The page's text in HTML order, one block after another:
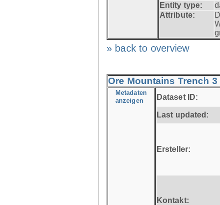
Entity type:
Attribute:
» back to overview
Ore Mountains Trench
Metadaten
anzeigen Dataset ID:
Last updated:
Ersteller:
Kontakt: